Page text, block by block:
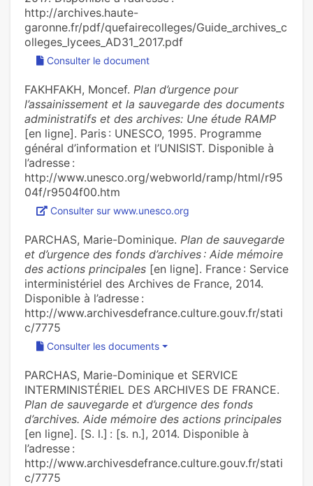
http://archives.haute-
garonne.fr/pdf/quefairecolleges/Guide_archives_c
olleges_lycees_AD31_2017.pdf
Consulter le document
FAKHFAKH, Moncef. Plan d’urgence pour
l’assainissement et la sauvegarde des documents
administratifs et des archives: Une étude RAMP
[en ligne]. Paris : UNESCO, 1995. Programme
général d’information et l’UNISIST. Disponible à
l’adresse :
http://www.unesco.org/webworld/ramp/html/r95
04f/r9504f00.htm
Consulter sur www.unesco.org
PARCHAS, Marie-Dominique. Plan de sauvegarde
et d’urgence des fonds d’archives : Aide mémoire
des actions principales [en ligne]. France : Service
interministériel des Archives de France, 2014.
Disponible à l’adresse :
http://www.archivesdefrance.culture.gouv.fr/stati
c/7775
Consulter les documents
PARCHAS, Marie-Dominique et SERVICE
INTERMINISTÉRIEL DES ARCHIVES DE FRANCE.
Plan de sauvegarde et d’urgence des fonds
d’archives. Aide mémoire des actions principales
[en ligne]. [S. l.] : [s. n.], 2014. Disponible à
l’adresse :
http://www.archivesdefrance.culture.gouv.fr/stati
c/7775